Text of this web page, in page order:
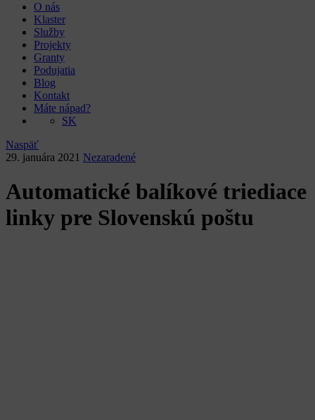
O nás
Klaster
Služby
Projekty
Granty
Podujatia
Blog
Kontakt
Máte nápad?
SK
Naspäť
29. januára 2021 Nezaradené
Automatické balíkové triediace
linky pre Slovenskú poštu